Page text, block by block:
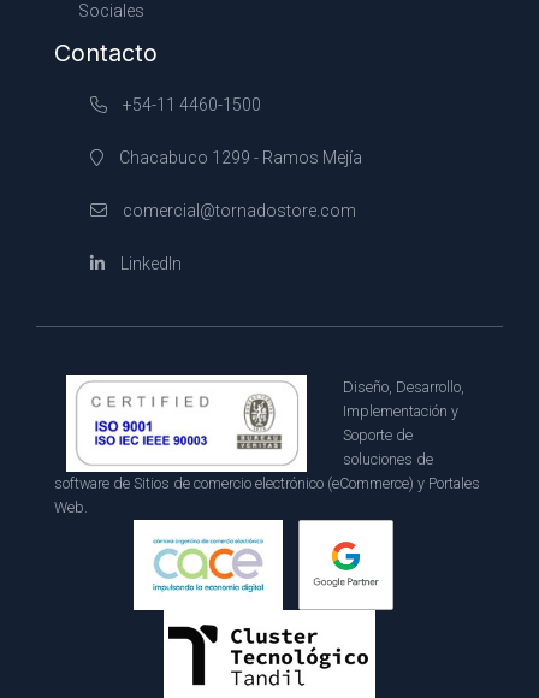
Sociales
Contacto
+54-11 4460-1500
Chacabuco 1299 - Ramos Mejía
comercial@tornadostore.com
LinkedIn
Diseño, Desarrollo,
Implementación y
Soporte de
soluciones de
software de Sitios de comercio electrónico (eCommerce) y Portales
Web.